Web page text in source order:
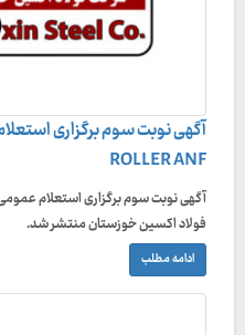
ROLLER ANF
فولاد اکسین خوزستان منتشر شد.
ادامه مطلب